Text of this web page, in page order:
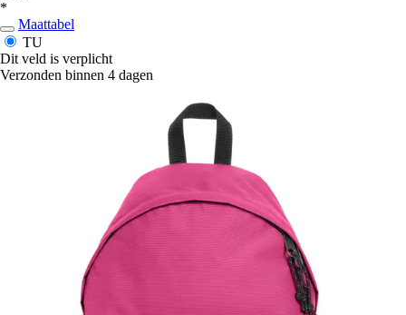
*
Maattabel
TU
Dit veld is verplicht
Verzonden binnen 4 dagen